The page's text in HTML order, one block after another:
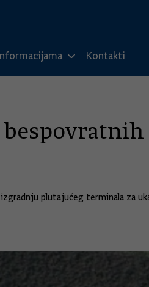
Kontakti
plutajućeg terminala za